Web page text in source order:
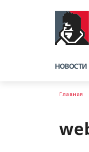
НОВОСТИ
Главная